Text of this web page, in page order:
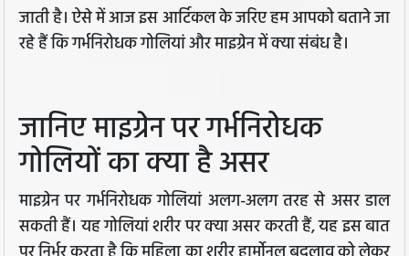
जाती है। ऐसे में आज इस आर्टिकल के जरिए हम आपको बताने जा
रहे हैं कि गर्भनिरोधक गोलियां और माइग्रेन में क्या संबंध है।
जानिए माइग्रेन पर गर्भनिरोधक
गोलियों का क्या है असर
माइग्रेन पर गर्भनिरोधक गोलियां अलग-अलग तरह से असर डाल
सकती हैं। यह गोलियां शरीर पर क्या असर करती हैं, यह इस बात